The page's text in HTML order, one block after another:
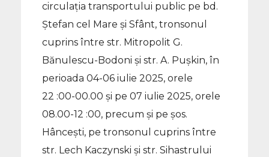
circulația transportului public pe bd.
Ștefan cel Mare și Sfânt, tronsonul
cuprins între str. Mitropolit G.
Bănulescu-Bodoni și str. A. Pușkin, în
perioada 04-06 iulie 2025, orele
22 :00-00.00 și pe 07 iulie 2025, orele
08.00-12 :00, precum și pe șos.
Hâncești, pe tronsonul cuprins între
str. Lech Kaczynski și str. Sihastrului